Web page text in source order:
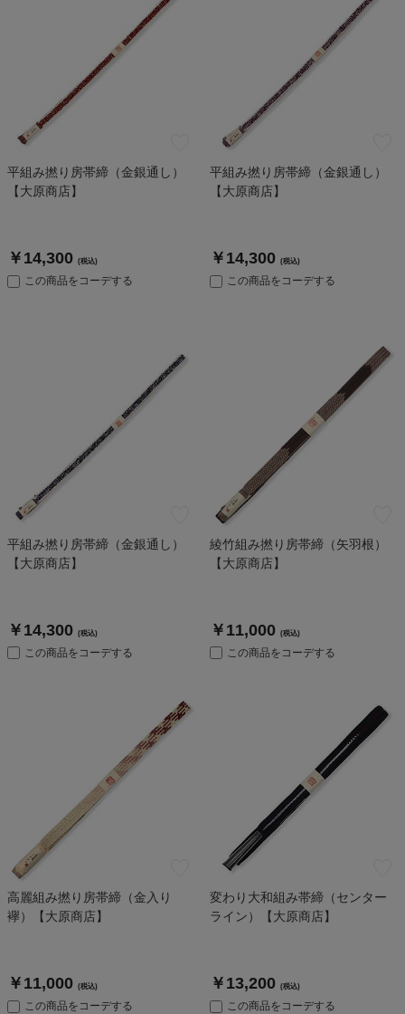
平組み撚り房帯締（金銀通し）
【大原商店】
￥14,300 (税込)
この商品をコーデする
平組み撚り房帯締（金銀通し）
【大原商店】
￥14,300 (税込)
この商品をコーデする
平組み撚り房帯締（金銀通し）
【大原商店】
￥14,300 (税込)
この商品をコーデする
綾竹組み撚り房帯締（矢羽根）
【大原商店】
￥11,000 (税込)
この商品をコーデする
高麗組み撚り房帯締（金入り
襷）【大原商店】
￥11,000 (税込)
この商品をコーデする
変わり大和組み帯締（センター
ライン）【大原商店】
￥13,200 (税込)
この商品をコーデする